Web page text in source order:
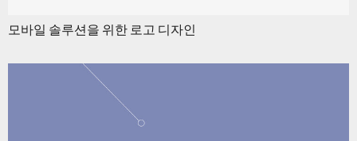
모바일 솔루션을 위한 로고 디자인